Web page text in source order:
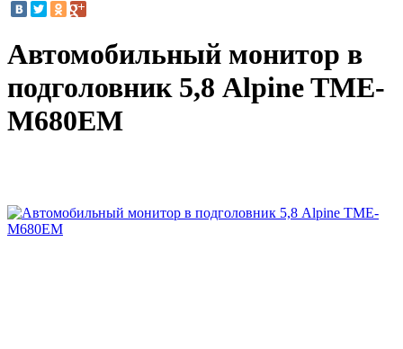
Автомобильный монитор в
подголовник 5,8 Alpine TME-
M680EM